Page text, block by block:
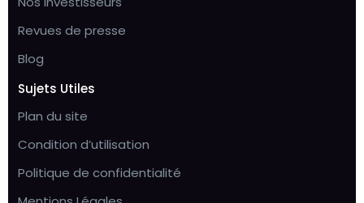
Revues de presse
Blog
Sujets Utiles
Plan du site
Condition d’utilisation
Politique de confidentialité